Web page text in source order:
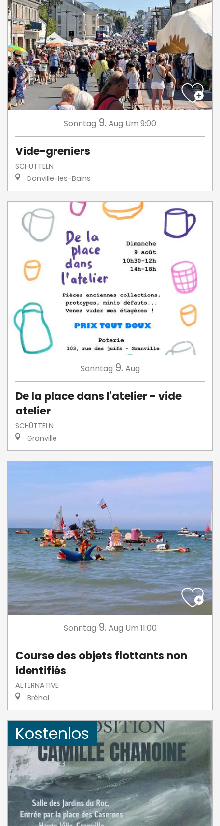
Sonntag 9. Aug Um 9:00
Vide-greniers
SCHÜTTELN
Donville-les-Bains
Sonntag 9. Aug
De la place dans l'atelier - vide
atelier
SCHÜTTELN
Granville
Sonntag 9. Aug Um 11:00
Course des objets flottants non
identifiés
ALTERNATIVE
Bréhal
Kostenlos